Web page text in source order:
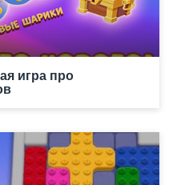
игра про